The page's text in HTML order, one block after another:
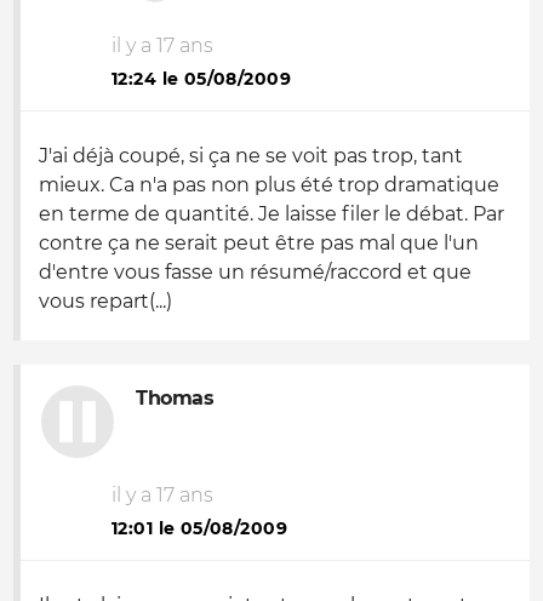
il y a 17 ans
12:24 le 05/08/2009
J'ai déjà coupé, si ça ne se voit pas trop, tant
mieux. Ca n'a pas non plus été trop dramatique
en terme de quantité. Je laisse filer le débat. Par
contre ça ne serait peut être pas mal que l'un
d'entre vous fasse un résumé/raccord et que
vous repart(...)
Thomas
il y a 17 ans
12:01 le 05/08/2009